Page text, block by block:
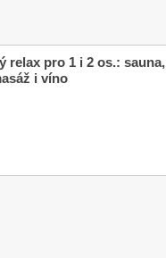
relax pro 1 i 2 os.: sauna,
i víno